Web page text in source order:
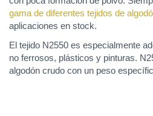
gama de diferentes tejidos de
aplicaciones en stock.
El tejido N2550 es especialmente
no ferrosos, plásticos y pinturas.
algodón crudo con un peso